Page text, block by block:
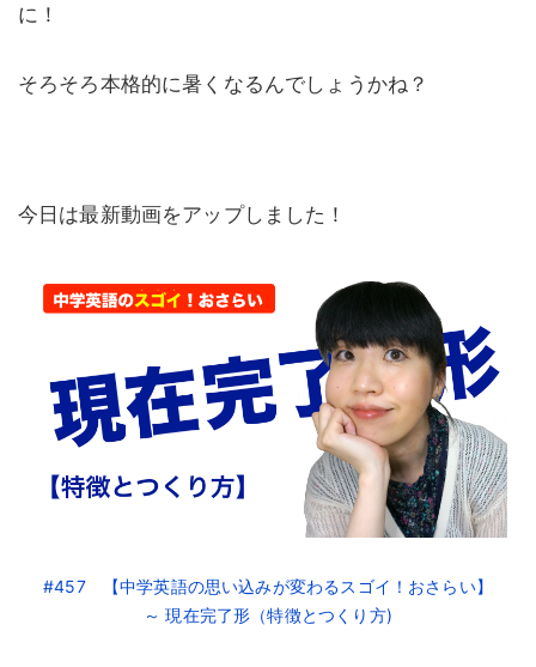
に！
そろそろ本格的に暑くなるんでしょうかね？
今日は最新動画をアップしました！
#457 【中学英語の思い込みが変わるスゴイ！おさらい】
～ 現在完了形（特徴とつくり方)